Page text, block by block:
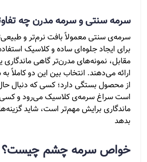
سرمه سنتی و سرمه مدرن چه
سرمه‌ی سنتی معمولاً بافت نرم‌تر و
برای ایجاد جلوه‌ای ساده و کلاسیک
مقابل، نمونه‌های مدرن‌تر گاهی
ارائه می‌دهند. انتخاب بین این دو کاملاً
از محصول بستگی دارد؛ کسی که دنبال
است سراغ سرمه‌ی کلاسیک می‌رود و کسی
ماندگاری برایش مهم‌تر است، شاید
بدهد
خواص سرمه چشم چیست؟